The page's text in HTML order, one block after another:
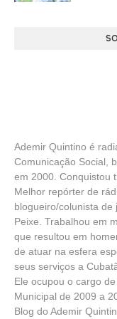
Ademir Quintino é
Comunicação Social,
em 2000. Conquistou
Melhor repórter de
blogueiro/colunista de
Peixe. Trabalhou em
que resultou em
de atuar na esfera
seus serviços a
Ele ocupou o cargo
Municipal de 2009 a
Blog do Ademir